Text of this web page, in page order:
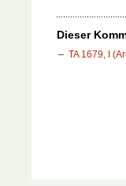
Dieser
TA 1679, I